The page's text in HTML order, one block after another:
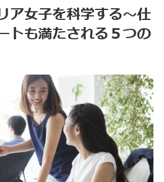
ア女子を科学する〜仕
トも満たされる５つの